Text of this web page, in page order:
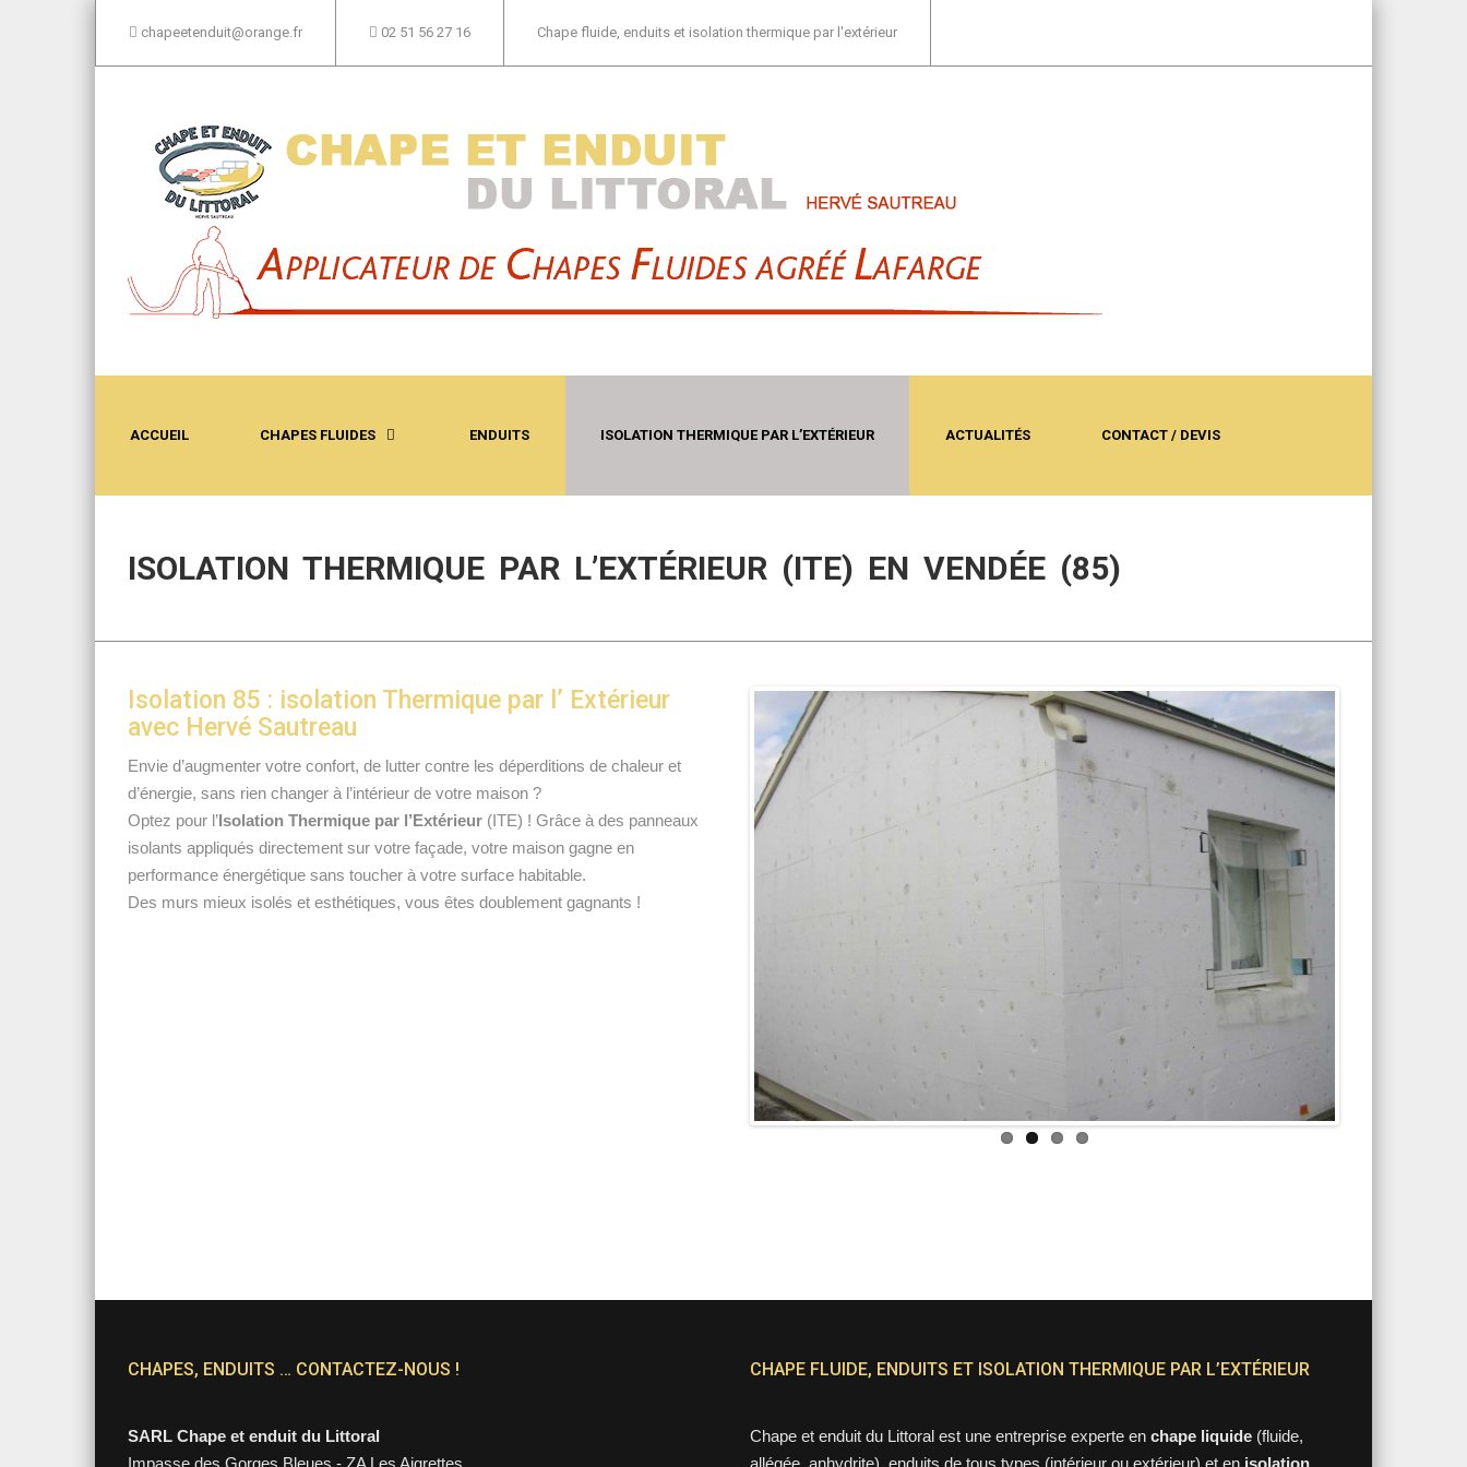
chapeetenduit@orange.fr 02 51 56 27 16 Chape fluide, enduits et isolation thermique par l'extérieur
ACCUEIL CHAPES FLUIDES ENDUITS ISOLATION THERMIQUE PAR L’EXTÉRIEUR ACTUALITÉS CONTACT / DEVIS
ISOLATION THERMIQUE PAR L’EXTÉRIEUR (ITE) EN VENDÉE (85)
Isolation 85 : isolation Thermique par l’ Extérieur
avec Hervé Sautreau
Envie d’augmenter votre confort, de lutter contre les déperditions de chaleur et
d’énergie, sans rien changer à l’intérieur de votre maison ?
Optez pour l’Isolation Thermique par l’Extérieur (ITE) ! Grâce à des panneaux
isolants appliqués directement sur votre façade, votre maison gagne en
performance énergétique sans toucher à votre surface habitable.
Des murs mieux isolés et esthétiques, vous êtes doublement gagnants !
CHAPES, ENDUITS … CONTACTEZ-NOUS !
SARL Chape et enduit du Littoral
Impasse des Gorges Bleues - ZA Les Aigrettes
CHAPE FLUIDE, ENDUITS ET ISOLATION THERMIQUE PAR L’EXTÉRIEUR
Chape et enduit du Littoral est une entreprise experte en chape liquide (fluide,
allégée, anhydrite), enduits de tous types (intérieur ou extérieur) et en isolation